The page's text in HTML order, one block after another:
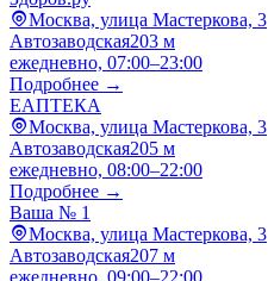
Москва, улица Мастеркова, 3
Автозаводская203 м
ежедневно, 07:00–23:00
Подробнее →
ЕАПТЕКА
Москва, улица Мастеркова, 3
Автозаводская205 м
ежедневно, 08:00–22:00
Подробнее →
Ваша № 1
Москва, улица Мастеркова, 3
Автозаводская207 м
ежедневно, 09:00–22:00